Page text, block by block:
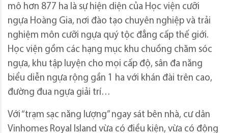
mô hơn 877 ha là sự hiện diện của Học viện cưỡi
ngựa Hoàng Gia, nơi đào tạo chuyên nghiệp và trải
nghiệm môn cưỡi ngựa quý tộc đẳng cấp thế giới.
Học viện gồm các hạng mục khu chuồng chăm sóc
ngựa, khu tập luyện cho mọi cấp độ, sân đa năng
biểu diễn ngựa rộng gần 1 ha với khán đài trên cao,
đường đua ngựa giải trí…
Với “trạm sạc năng lượng” ngay sát bên nhà, cư dân
Vinhomes Royal Island vừa có điều kiện, vừa có động